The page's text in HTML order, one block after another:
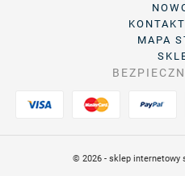
MAPA
© 2026 - sklep internetowy